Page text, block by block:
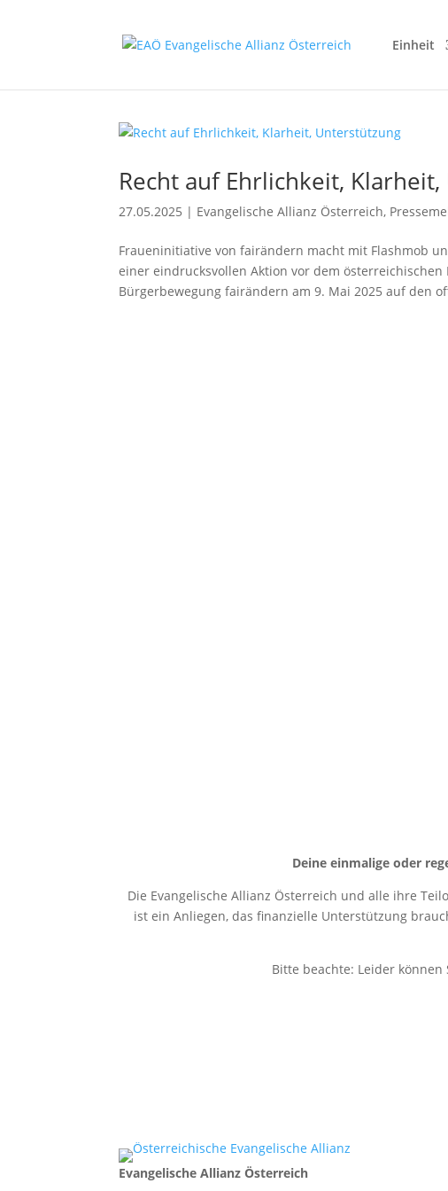
Einheit
Recht auf Ehrlichkeit,
27.05.2025 | Evangelische Allianz Österreich,
Fraueninitiative von fairändern macht mit Flashmob
einer eindrucksvollen Aktion vor dem
Bürgerbewegung fairändern am 9. Mai 2025 auf den
Deine einmalige oder
Die Evangelische Allianz Österreich und alle ihre
ist ein Anliegen, das finanzielle Unterstützung
Bitte beachte: Leider
Evangelische Allianz Österreich